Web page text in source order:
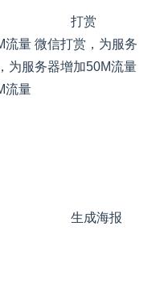
打赏
微信打赏，为服务
流量
生成海报